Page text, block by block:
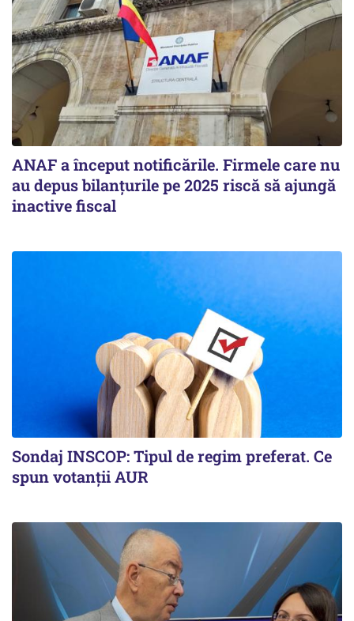
ANAF a început notificările. Firmele care nu
au depus bilanțurile pe 2025 riscă să ajungă
inactive fiscal
Sondaj INSCOP: Tipul de regim preferat. Ce
spun votanții AUR